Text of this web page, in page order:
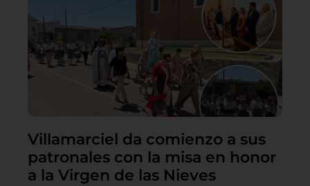
Villamarciel da comienzo a sus
patronales con la misa en honor
a la Virgen de las Nieves